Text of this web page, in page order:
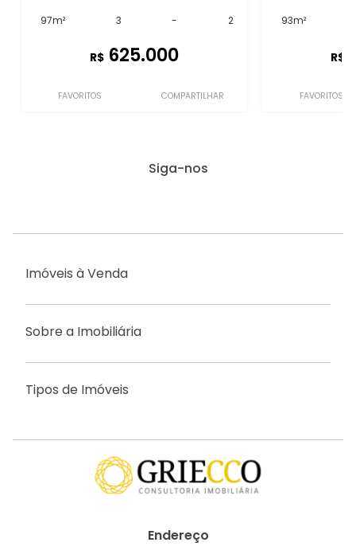
97m² 3 - 2
R$ 625.000
FAVORITOS COMPARTILHAR
93m²
R$
FAVORITOS
Siga-nos
Imóveis à Venda
Sobre a Imobiliária
Tipos de Imóveis
Endereço